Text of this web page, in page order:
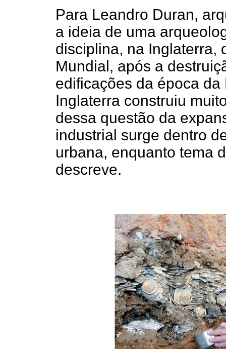
Para Leandro Duran,
a ideia de uma
disciplina, na Inglaterra,
Mundial, após a
edificações da época
Inglaterra construiu
dessa questão da
industrial surge dentro
urbana, enquanto tema
descreve.